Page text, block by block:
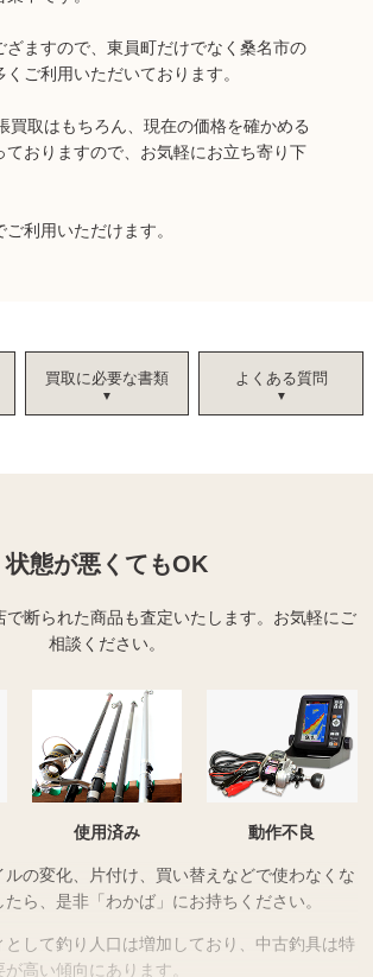
ざますので、東員町だけでなく桑名市の
ご利用いただいております。
買取はもちろん、現在の価格を確かめる
ておりますので、お気軽にお立ち寄り下
利用いただけます。
買取に必要な書類 よくある質問
状態が悪くてもOK
断られた商品も査定いたします。 お気軽にご
相談ください。
使用済み 動作不良
の変化、片付け、買い替えなどで使わなくな
ら、是非「わかば」にお持ちください。
として釣り人口は増加しており、中古釣具は特
高い傾向にあります。